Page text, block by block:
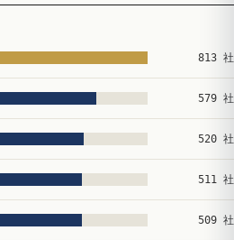
813 社
579 社
520 社
511 社
509 社